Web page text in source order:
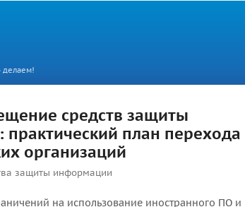
делаем!
средств защиты
план перехода
организаций
защиты информации
на использование иностранного ПО и